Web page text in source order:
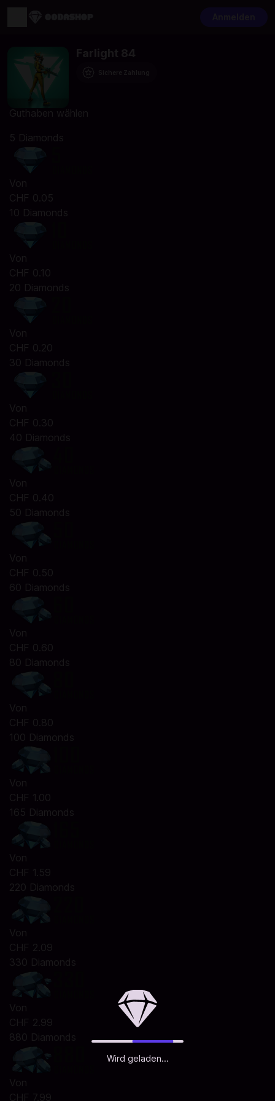
Wird geladen...
Farlight 84
Guthaben wählen
5 Diamonds
Von
CHF 0.05
10 Diamonds
Von
CHF 0.10
20 Diamonds
Von
CHF 0.20
30 Diamonds
Von
CHF 0.30
40 Diamonds
Von
CHF 0.40
50 Diamonds
Von
CHF 0.50
60 Diamonds
Von
CHF 0.60
80 Diamonds
Von
CHF 0.80
100 Diamonds
Von
CHF 1.00
165 Diamonds
Von
CHF 1.59
220 Diamonds
Von
CHF 2.09
330 Diamonds
Von
CHF 2.99
880 Diamonds
Von
CHF 7.99